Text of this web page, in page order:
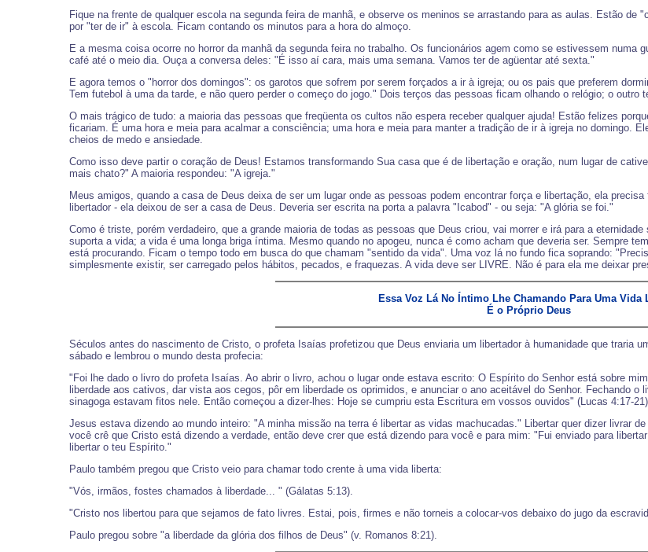
Fique na frente de qualquer escola na segunda feira de manhã, e observe os meninos se arrastando para as aulas. Estão de
por "ter de ir" à escola. Ficam contando os minutos para a hora do almoço.
E a mesma coisa ocorre no horror da manhã da segunda feira no trabalho. Os funcionários agem como se estivessem numa
café até o meio dia. Ouça a conversa deles: "É isso aí cara, mais uma semana. Vamos ter de agüentar até sexta."
E agora temos o "horror dos domingos": os garotos que sofrem por serem forçados a ir à igreja; ou os pais que preferem
Tem futebol à uma da tarde, e não quero perder o começo do jogo." Dois terços das pessoas ficam olhando o relógio; o outro
O mais trágico de tudo: a maioria das pessoas que freqüenta os cultos não espera receber qualquer ajuda! Estão felizes
ficariam. É uma hora e meia para acalmar a consciência; uma hora e meia para manter a tradição de ir à igreja no domingo.
cheios de medo e ansiedade.
Como isso deve partir o coração de Deus! Estamos transformando Sua casa que é de libertação e oração, num lugar de
mais chato?" A maioria respondeu: "A igreja."
Meus amigos, quando a casa de Deus deixa de ser um lugar onde as pessoas podem encontrar força e libertação, ela
libertador - ela deixou de ser a casa de Deus. Deveria ser escrita na porta a palavra "Icabod" - ou seja: "A glória se foi."
Como é triste, porém verdadeiro, que a grande maioria de todas as pessoas que Deus criou, vai morrer e irá para a
suporta a vida; a vida é uma longa briga íntima. Mesmo quando no apogeu, nunca é como acham que deveria ser. Sempre
está procurando. Ficam o tempo todo em busca do que chamam "sentido da vida". Uma voz lá no fundo fica soprando:
simplesmente existir, ser carregado pelos hábitos, pecados, e fraquezas. A vida deve ser LIVRE. Não é para ela me deixar
Essa Voz Lá No Íntimo Lhe Chamando Para Uma Vida
É o Próprio Deus
Séculos antes do nascimento de Cristo, o profeta Isaías profetizou que Deus enviaria um libertador à humanidade que traria
sábado e lembrou o mundo desta profecia:
"Foi lhe dado o livro do profeta Isaías. Ao abrir o livro, achou o lugar onde estava escrito: O Espírito do Senhor está sobre
liberdade aos cativos, dar vista aos cegos, pôr em liberdade os oprimidos, e anunciar o ano aceitável do Senhor. Fechando
sinagoga estavam fitos nele. Então começou a dizer-lhes: Hoje se cumpriu esta Escritura em vossos ouvidos" (Lucas 4:17-
Jesus estava dizendo ao mundo inteiro: "A minha missão na terra é libertar as vidas machucadas." Libertar quer dizer livrar
você crê que Cristo está dizendo a verdade, então deve crer que está dizendo para você e para mim: "Fui enviado para
libertar o teu Espírito."
Paulo também pregou que Cristo veio para chamar todo crente à uma vida liberta:
"Vós, irmãos, fostes chamados à liberdade... " (Gálatas 5:13).
"Cristo nos libertou para que sejamos de fato livres. Estai, pois, firmes e não torneis a colocar-vos debaixo do jugo da
Paulo pregou sobre "a liberdade da glória dos filhos de Deus" (v. Romanos 8:21).